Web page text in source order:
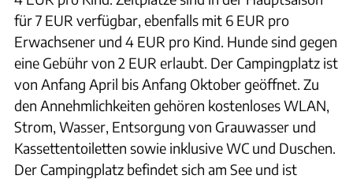
für 7 EUR verfügbar, ebenfalls mit 6 EUR pro
Erwachsener und 4 EUR pro Kind. Hunde sind gegen
eine Gebühr von 2 EUR erlaubt. Der Campingplatz ist
von Anfang April bis Anfang Oktober geöffnet. Zu
den Annehmlichkeiten gehören kostenloses WLAN,
Strom, Wasser, Entsorgung von Grauwasser und
Kassettentoiletten sowie inklusive WC und Duschen.
Der Campingplatz befindet sich am See und ist